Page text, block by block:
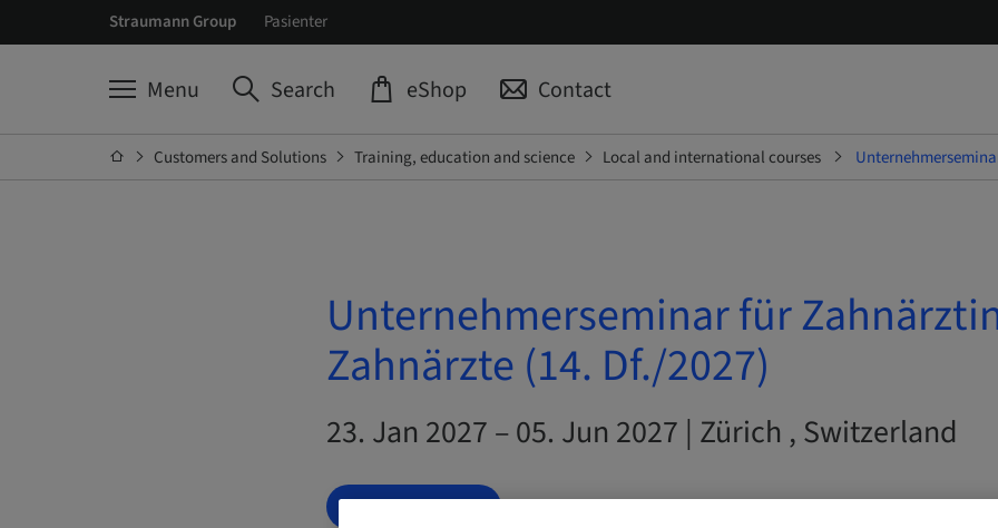
Straumann Group Pasienter
Menu Search eShop Contact
Customers and Solutions Training, education and science Local and international courses
Unternehmerseminar für
Zahnärzte (14. Df./2027)
23. Jan 2027 – 05. Jun 2027 | Zürich , Switzerland
BOOK NOW